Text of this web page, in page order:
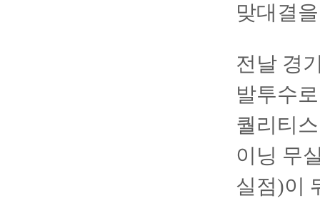
맞대결
전날 경
발투수
퀄리티
이닝 무
실점)이